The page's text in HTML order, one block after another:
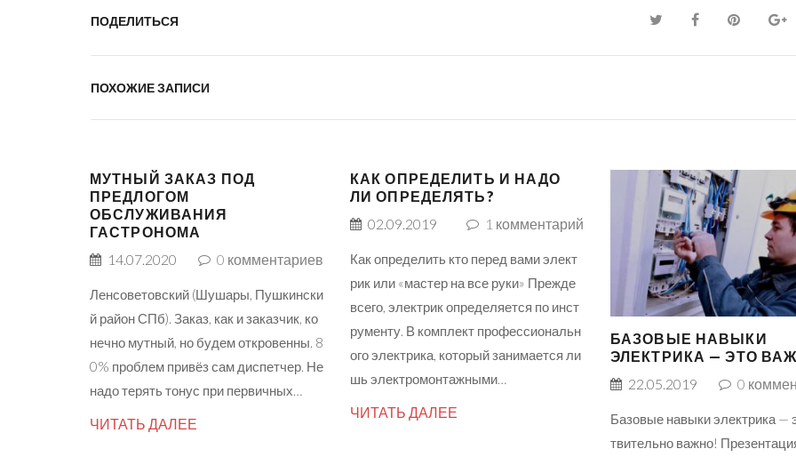
ПОДЕЛИТЬСЯ
ПОХОЖИЕ ЗАПИСИ
МУТНЫЙ ЗАКАЗ ПОД
ПРЕДЛОГОМ
ОБСЛУЖИВАНИЯ
ГАСТРОНОМА
14.07.2020
0 комментариев
Ленсоветовский (Шушары, Пушкински
й район СПб). Заказ, как и заказчик, ко
нечно мутный, но будем откровенны. 8
0% проблем привёз сам диспетчер. Не
надо терять тонус при первичных…
ЧИТАТЬ ДАЛЕЕ
КАК ОПРЕДЕЛИТЬ И НАДО
ЛИ ОПРЕДЕЛЯТЬ?
02.09.2019
1 комментарий
Как определить кто перед вами элект
рик или «мастер на все руки» Прежде
всего, электрик определяется по инст
рументу. В комплект профессиональн
ого электрика, который занимается ли
шь электромонтажными…
ЧИТАТЬ ДАЛЕЕ
БАЗОВЫЕ НАВЫКИ
ЭЛЕКТРИКА — ЭТО
22.05.2019
0
Базовые навыки электрика —
твительно важно!